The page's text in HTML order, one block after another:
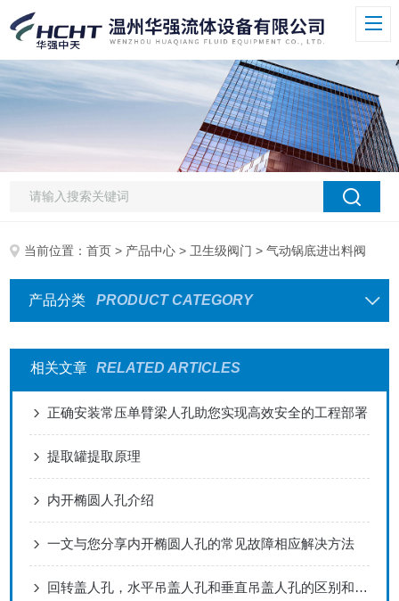
当前位置：首页 > 产品中心 >卫生级阀门 > 气动锅底进出料阀
产品分类 PRODUCT CATEGORY
相关文章 RELATED ARTICLES
正确安装常压单臂梁人孔助您实现高效安全的工程部署
提取罐提取原理
内开椭圆人孔介绍
一文与您分享内开椭圆人孔的常见故障相应解决方法
回转盖人孔，水平吊盖人孔和垂直吊盖人孔的区别和特点